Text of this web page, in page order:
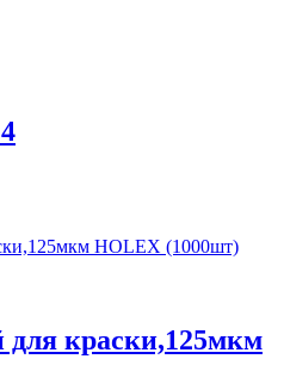
краски,125мкм